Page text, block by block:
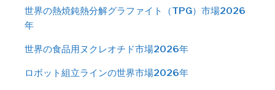
世界の熱焼鈍熱分解グラファイト（TPG）市場2026
年
世界の食品用ヌクレオチド市場2026年
ロボット組立ラインの世界市場2026年